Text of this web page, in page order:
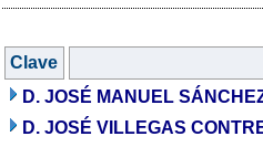
Clave
D. JOSÉ MANUEL
D. JOSÉ VILLEGAS